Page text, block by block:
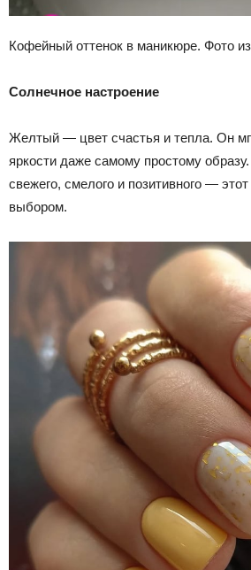
Кофейный оттенок в маникюре. Фото
Солнечное настроение
Желтый — цвет счастья и тепла. Он
яркости даже самому простому
свежего, смелого и позитивного —
выбором.